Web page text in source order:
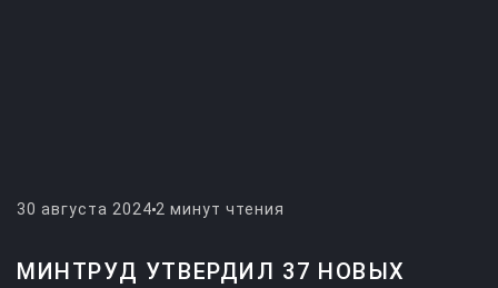
30 августа 2024 2 минут чтения
МИНТРУД УТВЕРДИЛ 37 НОВЫХ